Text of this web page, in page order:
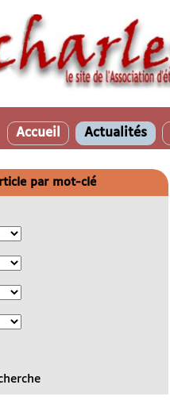
Accueil Actualités
par mot-clé